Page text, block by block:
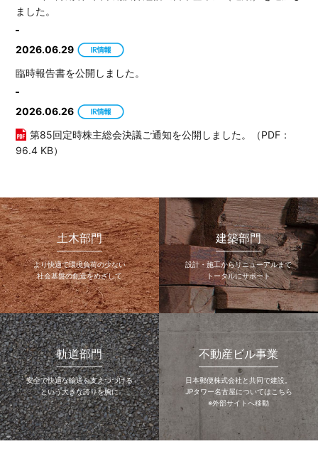
ました。
2026.06.29
臨時報告書を公開しました。
2026.06.26
第85回定時株主総会決議ご通知を公開しました。（PDF：
96.4 KB）
土木部門
より快適で環境負荷の少ない
社会基盤の創造をめざして
建築部門
設計・施工からリニューアルまで
トータルにサポート
軌道部門
安全で快適な輸送を支えつづける
という大きな誇りを胸に
不動産ビル事業
日本郵便株式会社と共同で建設。
JPタワー名古屋についてはこちら
※外部サイトへ移動